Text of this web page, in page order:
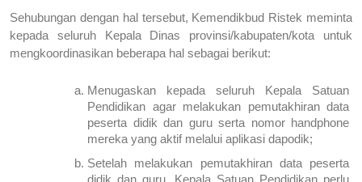
Sehubungan dengan hal tersebut, Kemendikbud Ristek meminta
kepada seluruh Kepala Dinas provinsi/kabupaten/kota untuk
mengkoordinasikan beberapa hal sebagai berikut:
Menugaskan kepada seluruh Kepala Satuan
Pendidikan agar melakukan pemutakhiran data
peserta didik dan guru serta nomor handphone
mereka yang aktif melalui aplikasi dapodik;
Setelah melakukan pemutakhiran data peserta
didik dan guru, Kepala Satuan Pendidikan perlu